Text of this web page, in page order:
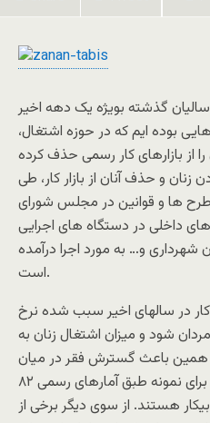
گذشته بویژه یک دهه اخیر
بوده ایم که در حوزه اشتغال،
از بازارهای کار رسمی حذف کرده
و حذف آنان از بازار کار، طی
طرح ها و قوانین در مجلس شورای
داخلی در دستگاه های اجرایی
و… به مورد اجرا درآمده
است.
در سالهای اخیر سبب شده نرخ
مردان شود و میزان اشتغال زنان به
و همین باعث گسترش فقر در میان
زنان شده است، به طوری که برای نمونه طبق آمارهای رسمی ۸۲
هستند. از سوی دیگر برخی از